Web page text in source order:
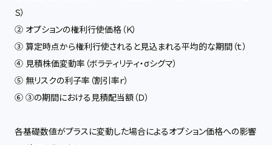
Ｓ）
② オプションの権利行使価格（Ｋ）
③ 算定時点から権利行使されると見込まれる平均的な期間（ｔ）
④ 見積株価変動率（ボラティリティ・σシグマ）
⑤ 無リスクの利子率（割引率ｒ）
⑥ ③の期間における見積配当額（Ｄ）
各基礎数値がプラスに変動した場合によるオプション価格への影響